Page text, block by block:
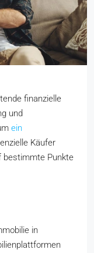
finanzielle
und
ein
Käufer
bestimmte Punkte
in